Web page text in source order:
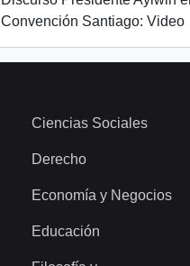
Convención Santiago: Video
Ciencias Sociales
Derecho
Economía y Negocios
Educación